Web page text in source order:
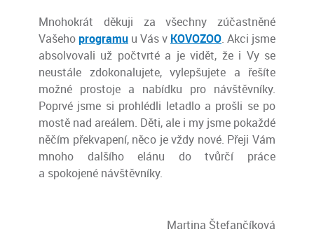
Mnohokrát děkuji za všechny zúčastněné
Vašehoprogramu u Vás v KOVOZOO. Akci jsme
absolvovali už počtvrté a je vidět, že i Vy se
neustále zdokonalujete, vylepšujete a řešíte
možné prostoje a nabídku pro návštěvníky.
Poprvé jsme si prohlédli letadlo a prošli se po
mostě nad areálem. Děti, ale i my jsme pokaždé
něčím překvapení, něco je vždy nové. Přeji Vám
mnoho dalšího elánu do tvůrčí práce
a spokojené návštěvníky.
Martina Štefančíková